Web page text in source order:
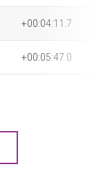
+00:04:11.7
+00:05:47.0